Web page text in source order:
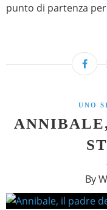
punto di partenza
UNO
By